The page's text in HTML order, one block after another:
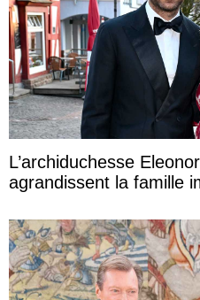
L’archiduchesse
agrandissent la famille